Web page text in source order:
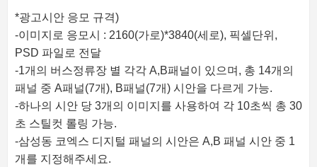
*광고시안 응모 규격)
-이미지로 응모시 : 2160(가로)*3840(세로), 픽셀단위,
PSD 파일로 전달
-1개의 버스정류장 별 각각 A,B패널이 있으며, 총 14개의
패널 중 A패널(7개), B패널(7개) 시안을 다르게 가능.
-하나의 시안 당 3개의 이미지를 사용하여 각 10초씩 총 30
초 스틸컷 롤링 가능.
-삼성동 코엑스 디지털 패널의 시안은 A,B 패널 시안 중 1
개를 지정해주세요.